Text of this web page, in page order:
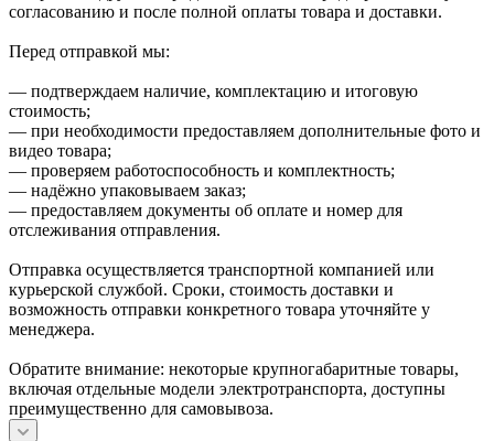
согласованию и после полной оплаты товара и доставки.
Перед отправкой мы:
— подтверждаем наличие, комплектацию и итоговую
стоимость;
— при необходимости предоставляем дополнительные фото и
видео товара;
— проверяем работоспособность и комплектность;
— надёжно упаковываем заказ;
— предоставляем документы об оплате и номер для
отслеживания отправления.
Отправка осуществляется транспортной компанией или
курьерской службой. Сроки, стоимость доставки и
возможность отправки конкретного товара уточняйте у
менеджера.
Обратите внимание: некоторые крупногабаритные товары,
включая отдельные модели электротранспорта, доступны
преимущественно для самовывоза.